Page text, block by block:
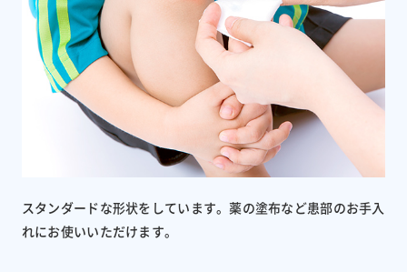
スタンダードな形状をしています。薬の塗布など患部のお手入
れにお使いいただけます。